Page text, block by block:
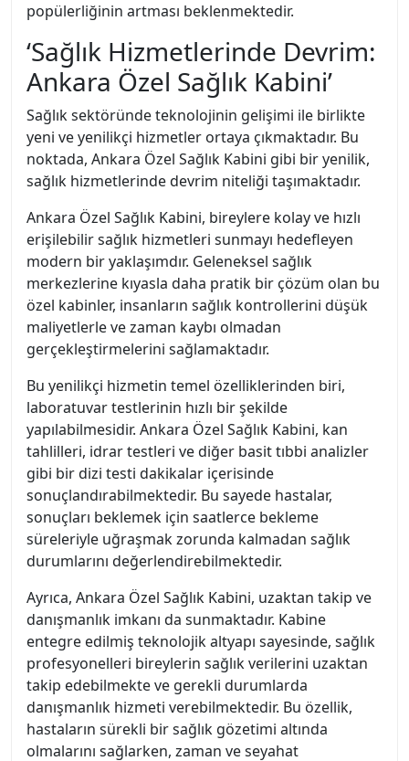
popülerliğinin artması beklenmektedir.
‘Sağlık Hizmetlerinde Devrim:
Ankara Özel Sağlık Kabini’
Sağlık sektöründe teknolojinin gelişimi ile birlikte
yeni ve yenilikçi hizmetler ortaya çıkmaktadır. Bu
noktada, Ankara Özel Sağlık Kabini gibi bir yenilik,
sağlık hizmetlerinde devrim niteliği taşımaktadır.
Ankara Özel Sağlık Kabini, bireylere kolay ve hızlı
erişilebilir sağlık hizmetleri sunmayı hedefleyen
modern bir yaklaşımdır. Geleneksel sağlık
merkezlerine kıyasla daha pratik bir çözüm olan bu
özel kabinler, insanların sağlık kontrollerini düşük
maliyetlerle ve zaman kaybı olmadan
gerçekleştirmelerini sağlamaktadır.
Bu yenilikçi hizmetin temel özelliklerinden biri,
laboratuvar testlerinin hızlı bir şekilde
yapılabilmesidir. Ankara Özel Sağlık Kabini, kan
tahlilleri, idrar testleri ve diğer basit tıbbi analizler
gibi bir dizi testi dakikalar içerisinde
sonuçlandırabilmektedir. Bu sayede hastalar,
sonuçları beklemek için saatlerce bekleme
süreleriyle uğraşmak zorunda kalmadan sağlık
durumlarını değerlendirebilmektedir.
Ayrıca, Ankara Özel Sağlık Kabini, uzaktan takip ve
danışmanlık imkanı da sunmaktadır. Kabine
entegre edilmiş teknolojik altyapı sayesinde, sağlık
profesyonelleri bireylerin sağlık verilerini uzaktan
takip edebilmekte ve gerekli durumlarda
danışmanlık hizmeti verebilmektedir. Bu özellik,
hastaların sürekli bir sağlık gözetimi altında
olmalarını sağlarken, zaman ve seyahat